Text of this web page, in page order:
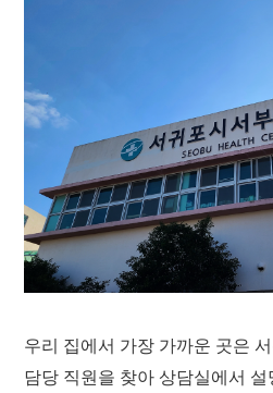
우리 집에서 가장 가까운 곳은
담당 직원을 찾아 상담실에서